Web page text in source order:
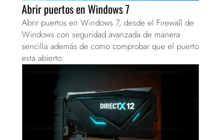
Abrir puertos en Windows 7
Abrir puertos en Windows 7, desde el Firewall de
Windows con seguridad avanzada de manera
sencilla además de como comprobar que el puerto
esta abierto.